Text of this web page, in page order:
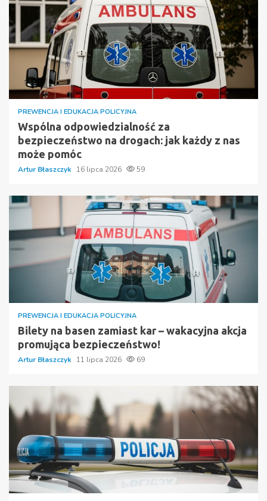
PREWENCJA I EDUKACJA POLICYJNA
Wspólna odpowiedzialność za
bezpieczeństwo na drogach: jak każdy z nas
może pomóc
Artur Błaszczyk 16 lipca 2026 59
PREWENCJA I EDUKACJA POLICYJNA
Bilety na basen zamiast kar – wakacyjna akcja
promująca bezpieczeństwo!
Artur Błaszczyk 11 lipca 2026 69